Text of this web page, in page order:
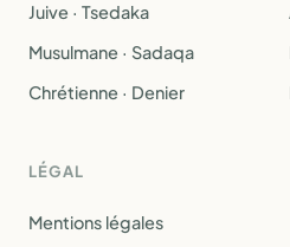
Juive · Tsedaka
Musulmane · Sadaqa
Chrétienne · Denier
LÉGAL
Mentions légales